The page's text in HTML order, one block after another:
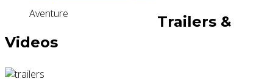
Aventure
Trailers &
Videos